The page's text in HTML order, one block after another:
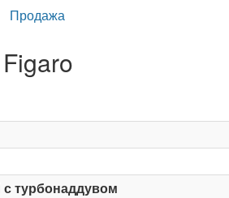
Продажа
турбонаддувом